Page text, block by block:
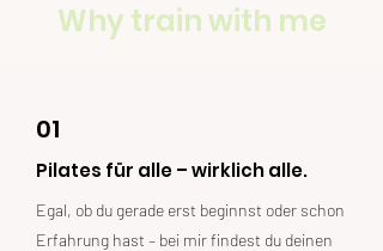
Why train with me
01
Pilates für alle – wirklich alle.
Egal, ob du gerade erst beginnst oder schon
Erfahrung hast – bei mir findest du deinen